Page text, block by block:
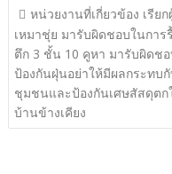
แนะแนว
เรื่อง
หน่วยงานที่เกี่ยวข้อง เรียก
เหมาชุ่ย มารับผิดชอบในการ
ตึก 3 ชั้น 10 คูหา มารับผิดช
ป้องกันฝุ่นอย่าให้มีผลกระทบ
ชุมชนและป้องกันเศษสัสดุตก
บ้านข้างเคียง